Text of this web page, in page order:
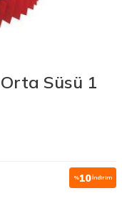
Süsü 1
%10İndirim